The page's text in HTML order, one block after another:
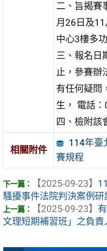
二、旨揭賽
月26日及
中心3樓多
三、報名日
止，參賽辦
有任何疑問
生， 電話：
四、檢附該
相關附件
114年臺
賽規程
【2025-09-23】
騷擾事件法院判決案例研
【2025-09-23】
文理短期補習班」之負